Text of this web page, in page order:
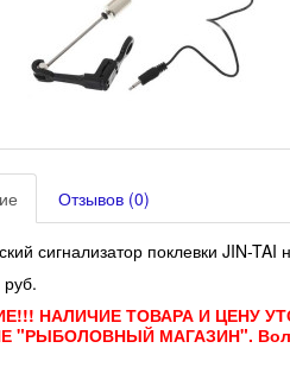
Отзывов (0)
сигнализатор поклевки JIN-TAI
НАЛИЧИЕ ТОВАРА И ЦЕНУ
"РЫБОЛОВНЫЙ МАГАЗИН".